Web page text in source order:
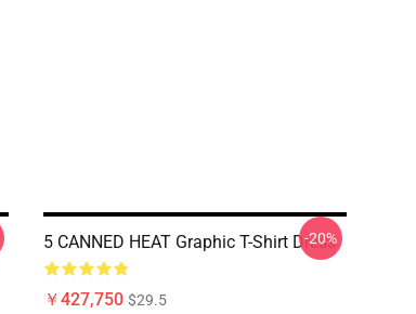
5 CANNED HEAT Graphic T-Shirt Dress
￥427,750 $29.5
-20%